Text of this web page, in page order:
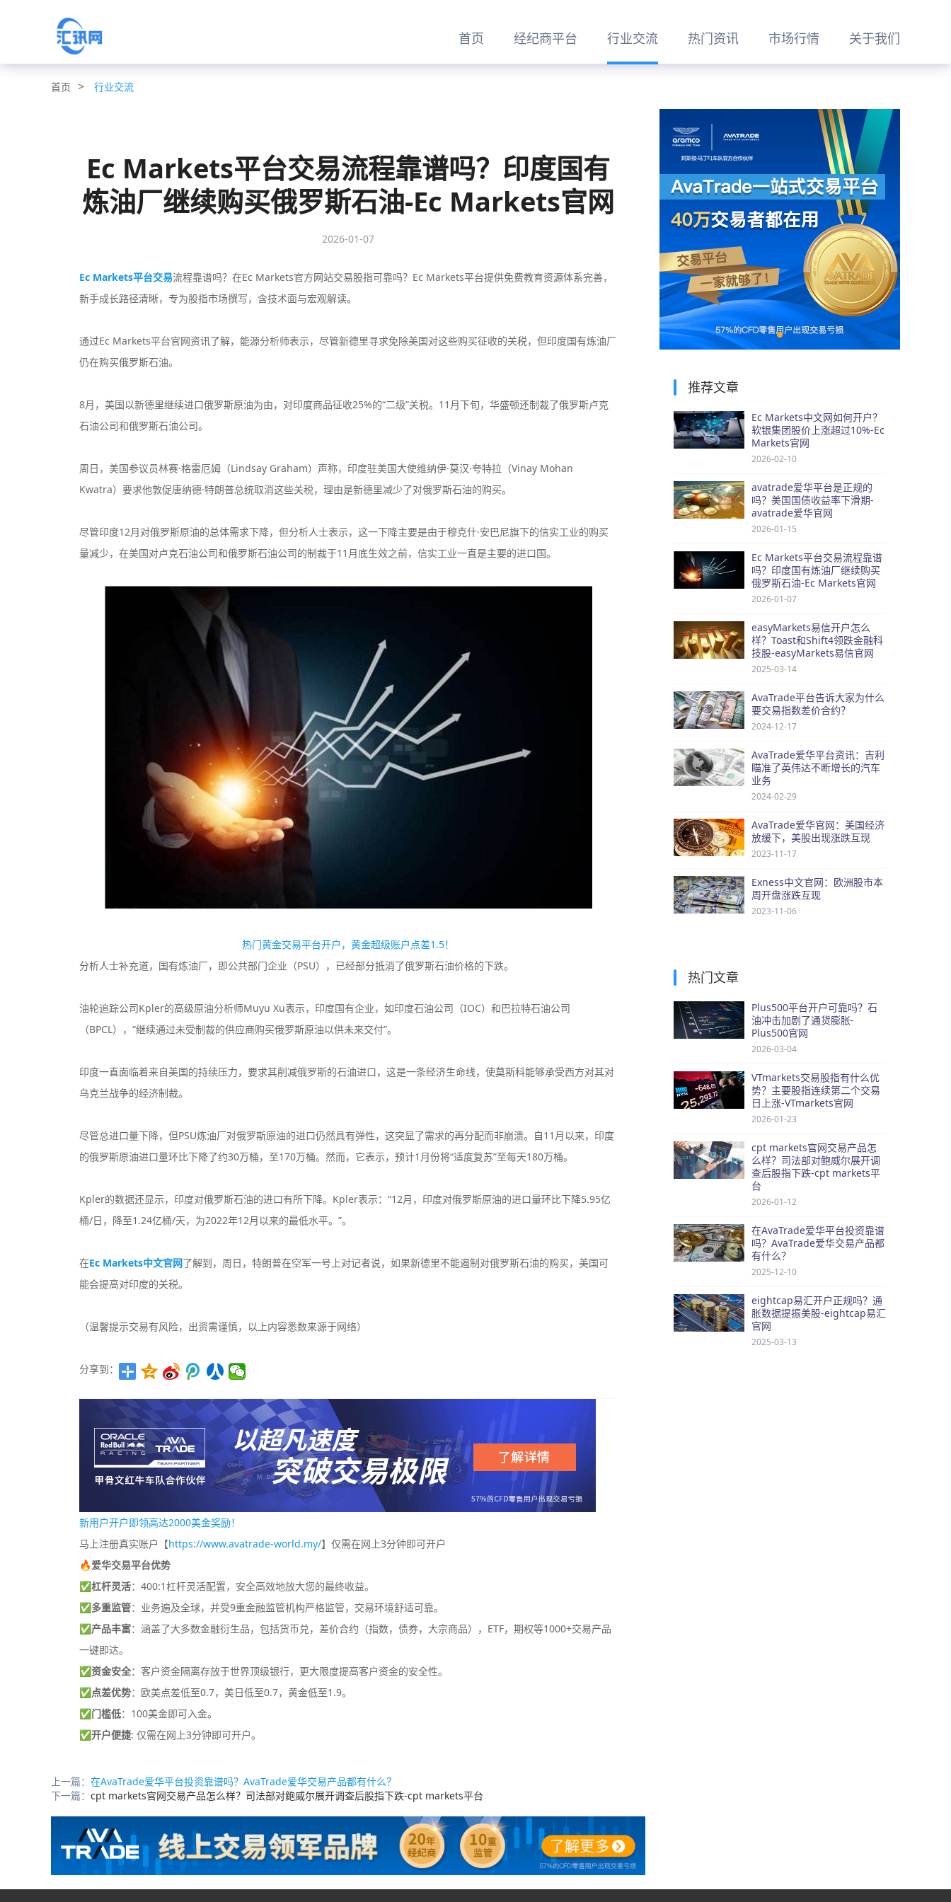
首页 经纪商平台 行业交流 热门资讯 市场行情 关于我们
首页 > 行业交流
Ec Markets平台交易流程靠谱吗？印度国有
炼油厂继续购买俄罗斯石油-Ec Markets官网
2026-01-07
Ec Markets平台交易流程靠谱吗？在Ec Markets官方网站交易股指可靠吗？‌‌Ec Markets平台提供免费教育资源体系完善，
新手成长路径清晰，专为股指市场撰写，含技术面与宏观解读。
通过Ec Markets平台官网资讯了解，能源分析师表示，尽管新德里寻求免除美国对这些购买征收的关税，但印度国有炼油厂
仍在购买俄罗斯石油。
8月，美国以新德里继续进口俄罗斯原油为由，对印度商品征收25%的“二级”关税。11月下旬，华盛顿还制裁了俄罗斯卢克
石油公司和俄罗斯石油公司。
周日，美国参议员林赛·格雷厄姆（Lindsay Graham）声称，印度驻美国大使维纳伊·莫汉·夸特拉（Vinay Mohan
Kwatra）要求他敦促唐纳德·特朗普总统取消这些关税，理由是新德里减少了对俄罗斯石油的购买。
尽管印度12月对俄罗斯原油的总体需求下降，但分析人士表示，这一下降主要是由于穆克什·安巴尼旗下的信实工业的购买
量减少，在美国对卢克石油公司和俄罗斯石油公司的制裁于11月底生效之前，信实工业一直是主要的进口国。
热门黄金交易平台开户，黄金超级账户点差1.5！
分析人士补充道，国有炼油厂，即公共部门企业（PSU），已经部分抵消了俄罗斯石油价格的下跌。
油轮追踪公司Kpler的高级原油分析师Muyu Xu表示，印度国有企业，如印度石油公司（IOC）和巴拉特石油公司
（BPCL），“继续通过未受制裁的供应商购买俄罗斯原油以供未来交付”。
印度一直面临着来自美国的持续压力，要求其削减俄罗斯的石油进口，这是一条经济生命线，使莫斯科能够承受西方对其对
乌克兰战争的经济制裁。
尽管总进口量下降，但PSU炼油厂对俄罗斯原油的进口仍然具有弹性，这突显了需求的再分配而非崩溃。自11月以来，印度
的俄罗斯原油进口量环比下降了约30万桶，至170万桶。然而，它表示，预计1月份将“适度复苏”至每天180万桶。
Kpler的数据还显示，印度对俄罗斯石油的进口有所下降。Kpler表示：“12月，印度对俄罗斯原油的进口量环比下降5.95亿
桶/日，降至1.24亿桶/天，为2022年12月以来的最低水平。”。
在Ec Markets中文官网了解到，周日，特朗普在空军一号上对记者说，如果新德里不能遏制对俄罗斯石油的购买，美国可
能会提高对印度的关税。
（温馨提示交易有风险，出资需谨慎，以上内容悉数来源于网络）
分享到：
新用户开户即领高达2000美金奖励！
马上注册真实账户【https://www.avatrade-world.my/】仅需在网上3分钟即可开户
🔥爱华交易平台优势
✅杠杆灵活：400:1杠杆灵活配置，安全高效地放大您的最终收益。
✅多重监管：业务遍及全球，并受9重金融监管机构严格监管，交易环境舒适可靠。
✅产品丰富：涵盖了大多数金融衍生品，包括货币兑，差价合约（指数，债券，大宗商品），ETF，期权等1000+交易产品
一键即达。
✅资金安全：客户资金隔离存放于世界顶级银行，更大限度提高客户资金的安全性。
✅点差优势：欧美点差低至0.7，美日低至0.7，黄金低至1.9。
✅门槛低：100美金即可入金。
✅开户便捷: 仅需在网上3分钟即可开户。
上一篇： 在AvaTrade爱华平台投资靠谱吗？AvaTrade爱华交易产品都有什么？
下一篇： cpt markets官网交易产品怎么样？司法部对鲍威尔展开调查后股指下跌-cpt markets平台
推荐文章
Ec Markets中文网如何开户？
软银集团股价上涨超过10%-Ec
Markets官网
2026-02-10
avatrade爱华平台是正规的
吗？美国国债收益率下滑期-
avatrade爱华官网
2026-01-15
Ec Markets平台交易流程靠谱
吗？印度国有炼油厂继续购买
俄罗斯石油-Ec Markets官网
2026-01-07
easyMarkets易信开户怎么
样？Toast和Shift4领跌金融科
技股-easyMarkets易信官网
2025-03-14
AvaTrade平台告诉大家为什么
要交易指数差价合约？
2024-12-17
AvaTrade爱华平台资讯：吉利
瞄准了英伟达不断增长的汽车
业务
2024-02-29
AvaTrade爱华官网：美国经济
放缓下，美股出现涨跌互现
2023-11-17
Exness中文官网：欧洲股市本
周开盘涨跌互现
2023-11-06
热门文章
Plus500平台开户可靠吗？石
油冲击加剧了通货膨胀-
Plus500官网
2026-03-04
VTmarkets交易股指有什么优
势？主要股指连续第二个交易
日上涨-VTmarkets官网
2026-01-23
cpt markets官网交易产品怎
么样？司法部对鲍威尔展开调
查后股指下跌-cpt markets平
台
2026-01-12
在AvaTrade爱华平台投资靠谱
吗？AvaTrade爱华交易产品都
有什么？
2025-12-10
eightcap易汇开户正规吗？通
胀数据提振美股-eightcap易汇
官网
2025-03-13